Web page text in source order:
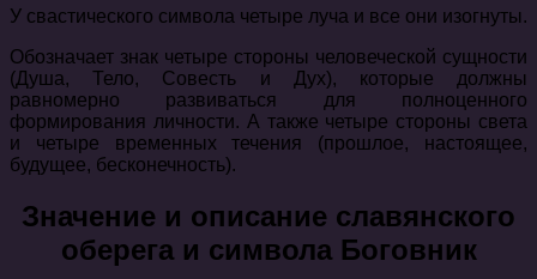
У свастического символа четыре луча и все они изогнуты.
Обозначает знак четыре стороны человеческой сущности
(Душа, Тело, Совесть и Дух), которые должны
равномерно развиваться для полноценного
формирования личности. А также четыре стороны света
и четыре временных течения (прошлое, настоящее,
будущее, бесконечность).
Значение и описание славянского
оберега и символа Боговник